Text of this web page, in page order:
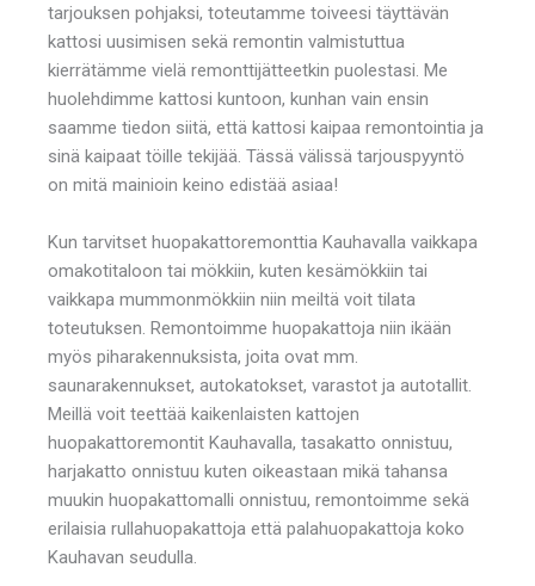
tarjouksen pohjaksi, toteutamme toiveesi täyttävän
kattosi uusimisen sekä remontin valmistuttua
kierrätämme vielä remonttijätteetkin puolestasi. Me
huolehdimme kattosi kuntoon, kunhan vain ensin
saamme tiedon siitä, että kattosi kaipaa remontointia ja
sinä kaipaat töille tekijää. Tässä välissä tarjouspyyntö
on mitä mainioin keino edistää asiaa!
Kun tarvitset huopakattoremonttia Kauhavalla vaikkapa
omakotitaloon tai mökkiin, kuten kesämökkiin tai
vaikkapa mummonmökkiin niin meiltä voit tilata
toteutuksen. Remontoimme huopakattoja niin ikään
myös piharakennuksista, joita ovat mm.
saunarakennukset, autokatokset, varastot ja autotallit.
Meillä voit teettää kaikenlaisten kattojen
huopakattoremontit Kauhavalla, tasakatto onnistuu,
harjakatto onnistuu kuten oikeastaan mikä tahansa
muukin huopakattomalli onnistuu, remontoimme sekä
erilaisia rullahuopakattoja että palahuopakattoja koko
Kauhavan seudulla.